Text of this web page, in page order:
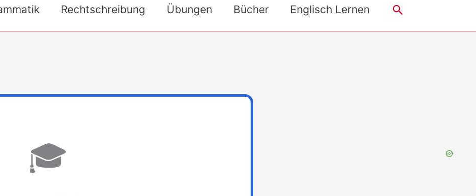
Rechtschreibung Übungen Bücher Englisch Lernen Search
🎓